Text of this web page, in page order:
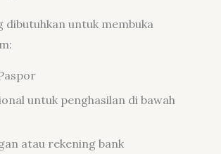
dibutuhkan untuk membuka
untuk penghasilan di bawah
atau rekening bank